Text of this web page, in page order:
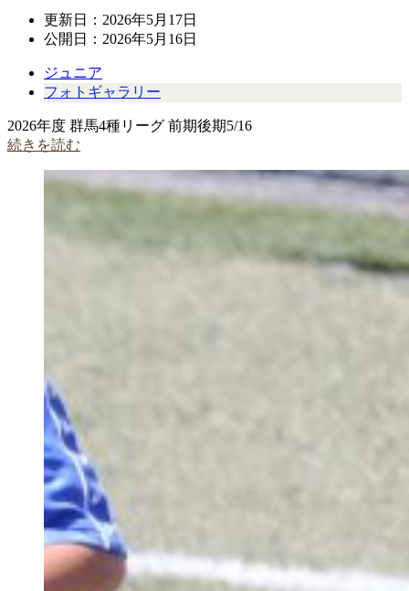
更新日： 2026年5月17日
公開日： 2026年5月16日
ジュニア
フォトギャラリー
2026年度 群馬4種リーグ 前期後期5/16
続きを読む